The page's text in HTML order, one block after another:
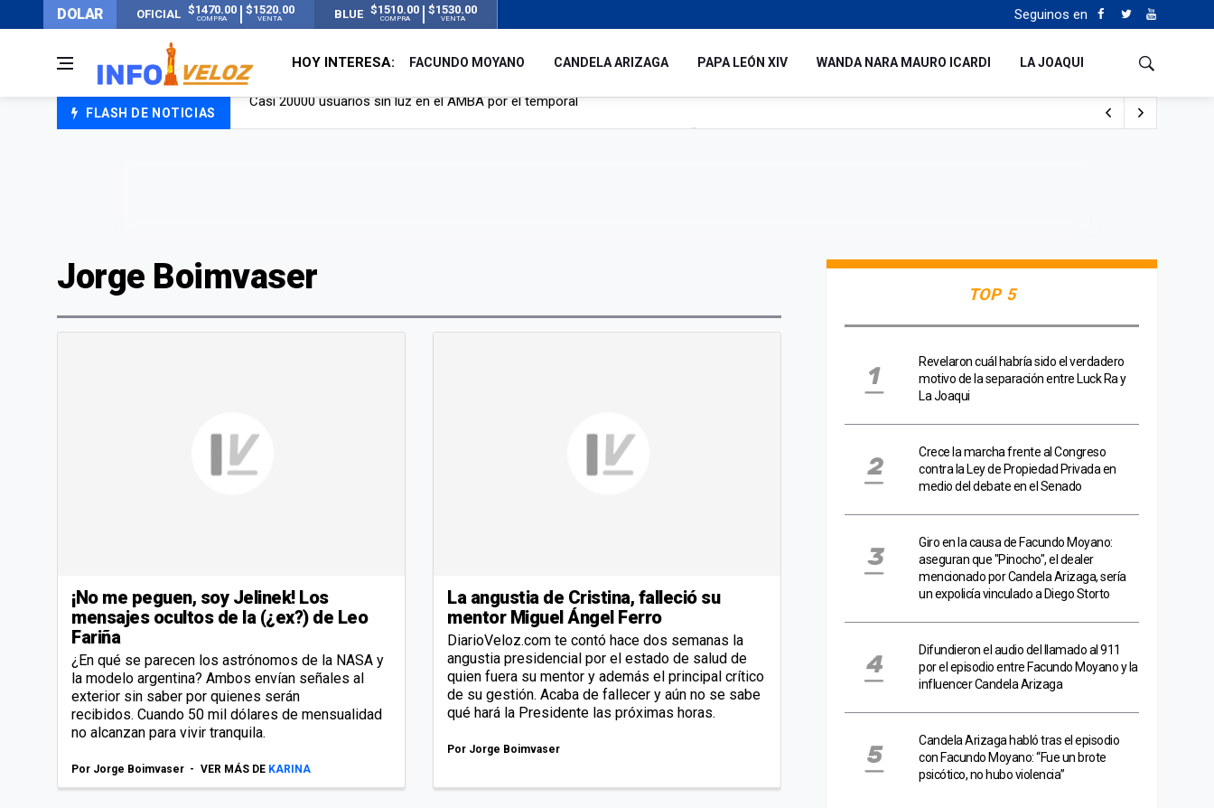
DOLAR OFICIAL $1470.00
COMPRA
$1520.00
VENTA BLUE $1510.00
COMPRA
$1530.00
VENTA Seguinos en
HOY INTERESA: FACUNDO MOYANO CANDELA ARIZAGA PAPA LEÓN XIV WANDA NARA MAURO ICARDI LA JOAQUI
FLASH DE NOTICIAS
Candela Arizaga rompió el silencio tras el incidente con Facundo Moyano: “Tengo errores como cualquiera”
Jorge Boimvaser
¡No me peguen, soy Jelinek! Los
mensajes ocultos de la (¿ex?) de Leo
Fariña
¿En qué se parecen los astrónomos de la NASA y
la modelo argentina? Ambos envían señales al
exterior sin saber por quienes serán
recibidos. Cuando 50 mil dólares de mensualidad
no alcanzan para vivir tranquila.
Por Jorge Boimvaser VER MÁS DE KARINA
La angustia de Cristina, falleció su
mentor Miguel Ángel Ferro
DiarioVeloz.com te contó hace dos semanas la
angustia presidencial por el estado de salud de
quien fuera su mentor y además el principal crítico
de su gestión. Acaba de fallecer y aún no se sabe
qué hará la Presidente las próximas horas.
Por Jorge Boimvaser
TOP 5
Revelaron cuál habría sido el verdadero
motivo de la separación entre Luck Ra y
La Joaqui
Crece la marcha frente al Congreso
contra la Ley de Propiedad Privada en
medio del debate en el Senado
Giro en la causa de Facundo Moyano:
aseguran que "Pinocho", el dealer
mencionado por Candela Arizaga, sería
un expolicía vinculado a Diego Storto
Difundieron el audio del llamado al 911
por el episodio entre Facundo Moyano y la
influencer Candela Arizaga
Candela Arizaga habló tras el episodio
con Facundo Moyano: “Fue un brote
psicótico, no hubo violencia”